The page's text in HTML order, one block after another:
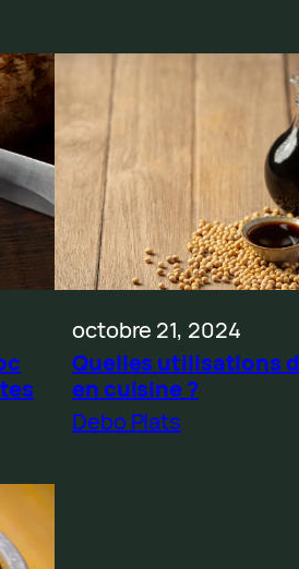
octobre 21, 2024
Quelles utilisations
en cuisine ?
Debo Plats